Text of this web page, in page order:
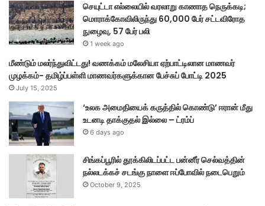
செயுட்டா எல்லையில் வரலாறு காணாத நெருக்கடி;
மொராக்கோவிலிருந்து 60,000 பேர் சட்டவிரோத
நுழைவு, 57 பேர் பலி
1 week ago
மீண்டும் மலர்ந்துவிட்டது! வணக்கம் மலேசியா ஏற்பாட்டிலான மாணவர்
முழக்கம்- தமிழ்ப்பள்ளி மாணவர்களுக்கான பேச்சுப் போட்டி 2025
July 15, 2025
‘உலக அமைதியைக் கருத்தில் கொண்டு’ ஈரான் மீது
உடனடி தாக்குதல் இல்லை – ட்ரம்ப்
6 days ago
சிங்கப்பூரில் தூக்கிலிடப்பட்ட பன்னீர் செல்வத்தின்
நல்லடக்கச் சடங்கு நாளை ஈப்போவில் நடைபெறும்
October 9, 2025